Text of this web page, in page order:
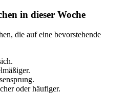
in dieser Woche
die auf eine bevorstehende
oder häufiger.